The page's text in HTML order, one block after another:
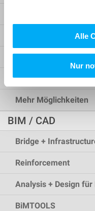
Alle
Nur
Hochbau
Rhinoceros Interface
Mehr Möglichkeiten
BIM / CAD
Bridge +
Reinforcement
Analysis + Design für
BiMTOOLS